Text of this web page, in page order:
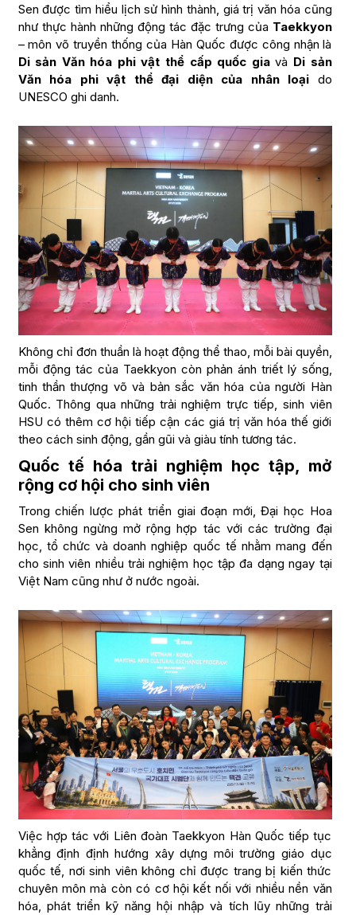
Sen được tìm hiểu lịch sử hình thành, giá trị văn hóa cũng
như thực hành những động tác đặc trưng của Taekkyon
– môn võ truyền thống của Hàn Quốc được công nhận là
Di sản Văn hóa phi vật thể cấp quốc giavà Di sản
Văn hóa phi vật thể đại diện của nhân loại do
UNESCO ghi danh.
Không chỉ đơn thuần là hoạt động thể thao, mỗi bài quyền,
mỗi động tác của Taekkyon còn phản ánh triết lý sống,
tinh thần thượng võ và bản sắc văn hóa của người Hàn
Quốc. Thông qua những trải nghiệm trực tiếp, sinh viên
HSU có thêm cơ hội tiếp cận các giá trị văn hóa thế giới
theo cách sinh động, gần gũi và giàu tính tương tác.
Quốc tế hóa trải nghiệm học tập, mở
rộng cơ hội cho sinh viên
Trong chiến lược phát triển giai đoạn mới, Đại học Hoa
Sen không ngừng mở rộng hợp tác với các trường đại
học, tổ chức và doanh nghiệp quốc tế nhằm mang đến
cho sinh viên nhiều trải nghiệm học tập đa dạng ngay tại
Việt Nam cũng như ở nước ngoài.
Việc hợp tác với Liên đoàn Taekkyon Hàn Quốc tiếp tục
khẳng định định hướng xây dựng môi trường giáo dục
quốc tế, nơi sinh viên không chỉ được trang bị kiến thức
chuyên môn mà còn có cơ hội kết nối với nhiều nền văn
hóa, phát triển kỹ năng hội nhập và tích lũy những trải